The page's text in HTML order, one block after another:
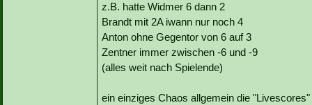
z.B. hatte Widmer 6 dann 2
Brandt mit 2A iwann nur noch 4
Anton ohne Gegentor von 6 auf 3
Zentner immer zwischen -6 und -9
(alles weit nach Spielende)
ein einziges Chaos allgemein die